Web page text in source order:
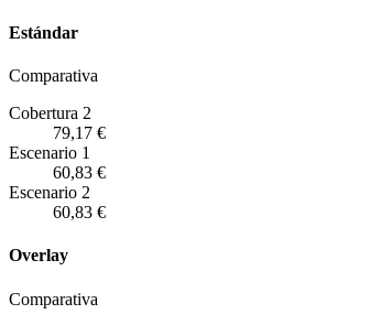
Estándar
Comparativa
Cobertura 2
79,17 €
Escenario 1
60,83 €
Escenario 2
60,83 €
Overlay
Comparativa